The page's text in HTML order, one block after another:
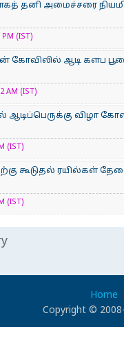
தனி அமைச்சரை
(IST)
கோவிலில் ஆடி களப
(IST)
விழா
(IST)
கூடுதல் ரயில்கள்
(IST)
Home
Copyright ©